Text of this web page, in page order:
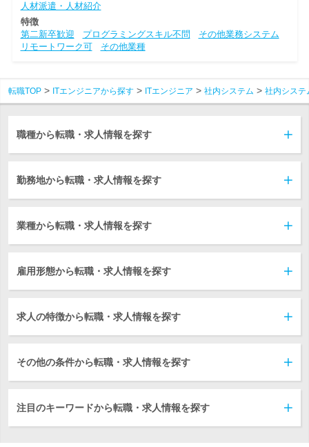
人材派遣・人材紹介
特徴
第二新卒歓迎
プログラミングスキル不問
その他業務システム
リモートワーク可
その他業種
転職TOP ITエンジニアから探す ITエンジニア 社内システム 社内システ
職種から転職・求人情報を探す
勤務地から転職・求人情報を探す
業種から転職・求人情報を探す
雇用形態から転職・求人情報を探す
求人の特徴から転職・求人情報を探す
その他の条件から転職・求人情報を探す
注目のキーワードから転職・求人情報を探す